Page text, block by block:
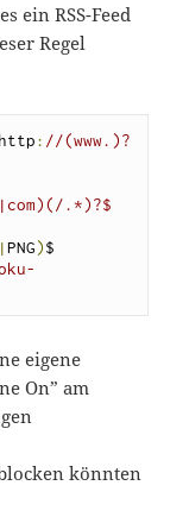
ein RSS-Feed
Regel
http: //(www.)?
.*)?$
|PNG)$
eigene
On” am
könnten